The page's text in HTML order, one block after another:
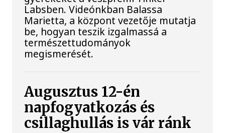
Labsben. Videónkban Balassa
Marietta, a központ vezetője mutatja
be, hogyan teszik izgalmassá a
természettudományok
megismerését.
Augusztus 12-én
napfogyatkozás és
csillaghullás is vár ránk